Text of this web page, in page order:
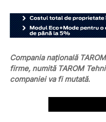
Compania națională
firme, numită TAROM
companiei va fi mutată.